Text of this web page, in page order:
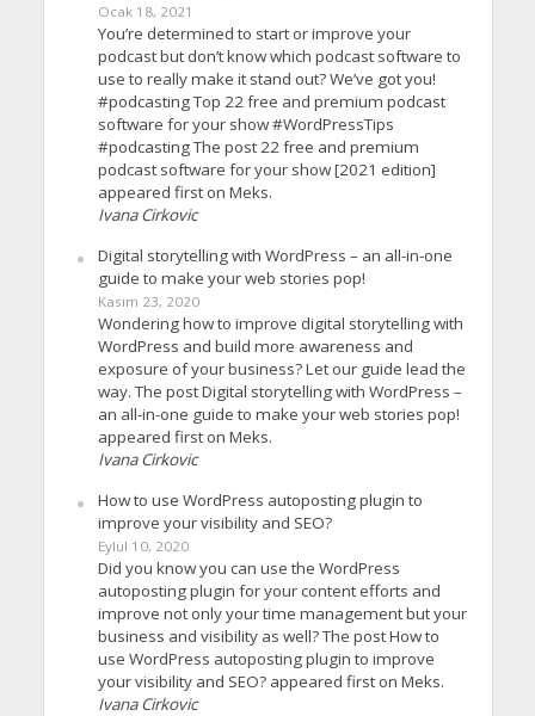
Ocak 18, 2021
You’re determined to start or improve your
podcast but don’t know which podcast software to
use to really make it stand out? We’ve got you!
#podcasting Top 22 free and premium podcast
software for your show #WordPressTips
#podcasting The post 22 free and premium
podcast software for your show [2021 edition]
appeared first on Meks.
Ivana Cirkovic
Digital storytelling with WordPress – an all-in-one
guide to make your web stories pop!
Kasım 23, 2020
Wondering how to improve digital storytelling with
WordPress and build more awareness and
exposure of your business? Let our guide lead the
way. The post Digital storytelling with WordPress –
an all-in-one guide to make your web stories pop!
appeared first on Meks.
Ivana Cirkovic
How to use WordPress autoposting plugin to
improve your visibility and SEO?
Eylül 10, 2020
Did you know you can use the WordPress
autoposting plugin for your content efforts and
improve not only your time management but your
business and visibility as well? The post How to
use WordPress autoposting plugin to improve
your visibility and SEO? appeared first on Meks.
Ivana Cirkovic